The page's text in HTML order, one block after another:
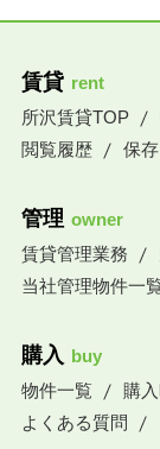
賃貸 rent
所沢賃貸TOP
閲覧履歴
保
管理 owner
賃貸管理業務
当社管理物件一
購入 buy
物件一覧
購
よくある質問